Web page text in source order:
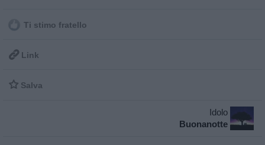
Ti stimo fratello
 Link
 Salva
Idolo
Buonanotte